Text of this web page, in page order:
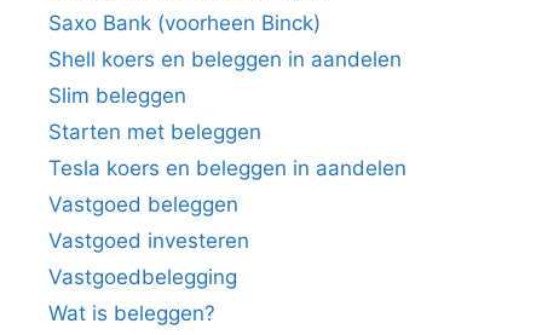
Saxo Bank (voorheen Binck)
Shell koers en beleggen in aandelen
Slim beleggen
Starten met beleggen
Tesla koers en beleggen in aandelen
Vastgoed beleggen
Vastgoed investeren
Vastgoedbelegging
Wat is beleggen?